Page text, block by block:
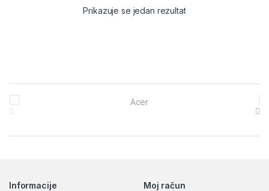
Prikazuje se jedan rezultat
Brands Carousel
Informacije
Moj račun